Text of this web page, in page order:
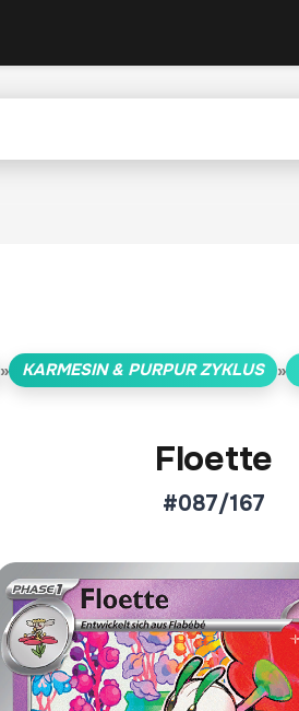
» KARMESIN & PURPUR ZYKLUS »
Floette
#087/167